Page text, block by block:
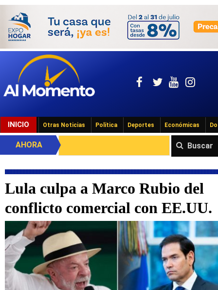
INICIO Otras Noticias Política Deportes Económicas
Buscar
AHORA
Lula culpa a Marco Rubio del
conflicto comercial con EE.UU.